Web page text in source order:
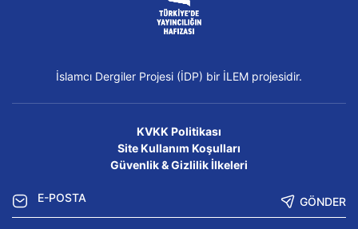
İslamcı Dergiler Projesi (İDP) bir İLEM projesidir.
KVKK Politikası
Site Kullanım Koşulları
Güvenlik & Gizlilik İlkeleri
GÖNDER